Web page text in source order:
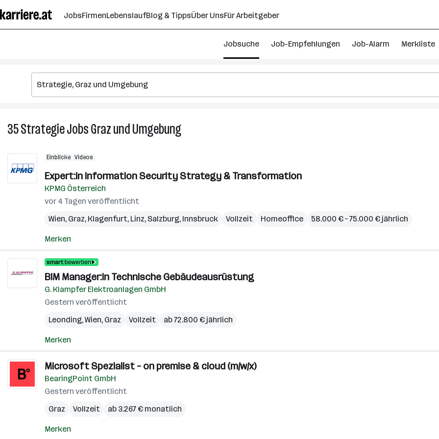
Seiteninhalt
springen
JobsFirmenLebenslaufBlog & TippsÜber UnsFür Arbeitgeber
Jobsuche Job-Empfehlungen Job-Alarm Merkliste
35StrategieJobsGraz und Umgebung35
Strategie
Graz
Einblicke Videos
Expert:in Information Security Strategy & Transformation
KPMG Österreich
vor 4 Tagen veröffentlicht
Wien, Graz, Klagenfurt, Linz, Salzburg, Innsbruck Vollzeit Homeoffice 58.000 € – 75.000 € jährlich
Merken
BIM Manager:in Technische Gebäudeausrüstung
G. Klampfer Elektroanlagen GmbH
Gestern veröffentlicht
Leonding,Wien, Graz Vollzeit ab 72.800 € jährlich
Merken
Microsoft Spezialist – on premise & cloud (m/w/x)
BearingPoint GmbH
Gestern veröffentlicht
Graz
Vollzeit ab 3.267 € monatlich
Merken